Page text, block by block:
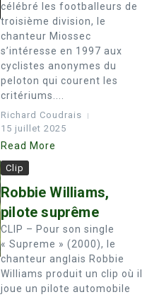
célébré les footballeurs de
troisième division, le
chanteur Miossec
s’intéresse en 1997 aux
cyclistes anonymes du
peloton qui courent les
critériums....
Richard Coudrais
15 juillet 2025
Read More
Clip
Robbie Williams,
pilote suprême
CLIP – Pour son single
« Supreme » (2000), le
chanteur anglais Robbie
Williams produit un clip où il
joue un pilote automobile